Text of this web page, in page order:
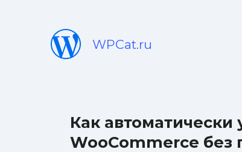
WPCat.ru
Как автоматически
WooCommerce без